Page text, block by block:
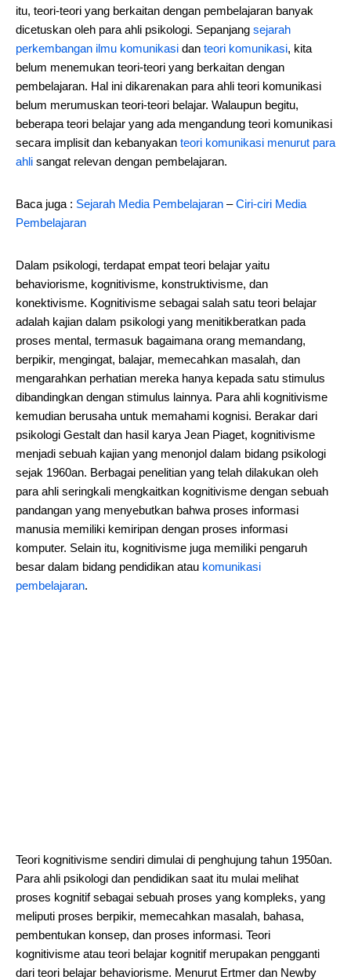
itu, teori-teori yang berkaitan dengan pembelajaran banyak
dicetuskan oleh para ahli psikologi. Sepanjang sejarah
perkembangan ilmu komunikasi dan teori komunikasi, kita
belum menemukan teori-teori yang berkaitan dengan
pembelajaran. Hal ini dikarenakan para ahli teori komunikasi
belum merumuskan teori-teori belajar. Walaupun begitu,
beberapa teori belajar yang ada mengandung teori komunikasi
secara implisit dan kebanyakan teori komunikasi menurut para
ahli sangat relevan dengan pembelajaran.
Baca juga : Sejarah Media Pembelajaran –Ciri-ciri Media
Pembelajaran
Dalam psikologi, terdapat empat teori belajar yaitu
behaviorisme, kognitivisme, konstruktivisme, dan
konektivisme. Kognitivisme sebagai salah satu teori belajar
adalah kajian dalam psikologi yang menitikberatkan pada
proses mental, termasuk bagaimana orang memandang,
berpikir, mengingat, balajar, memecahkan masalah, dan
mengarahkan perhatian mereka hanya kepada satu stimulus
dibandingkan dengan stimulus lainnya. Para ahli kognitivisme
kemudian berusaha untuk memahami kognisi. Berakar dari
psikologi Gestalt dan hasil karya Jean Piaget, kognitivisme
menjadi sebuah kajian yang menonjol dalam bidang psikologi
sejak 1960an. Berbagai penelitian yang telah dilakukan oleh
para ahli seringkali mengkaitkan kognitivisme dengan sebuah
pandangan yang menyebutkan bahwa proses informasi
manusia memiliki kemiripan dengan proses informasi
komputer. Selain itu, kognitivisme juga memiliki pengaruh
besar dalam bidang pendidikan atau komunikasi
pembelajaran.
Teori kognitivisme sendiri dimulai di penghujung tahun 1950an.
Para ahli psikologi dan pendidikan saat itu mulai melihat
proses kognitif sebagai sebuah proses yang kompleks, yang
meliputi proses berpikir, memecahkan masalah, bahasa,
pembentukan konsep, dan proses informasi. Teori
kognitivisme atau teori belajar kognitif merupakan pengganti
dari teori belajar behaviorisme. Menurut Ertmer dan Newby